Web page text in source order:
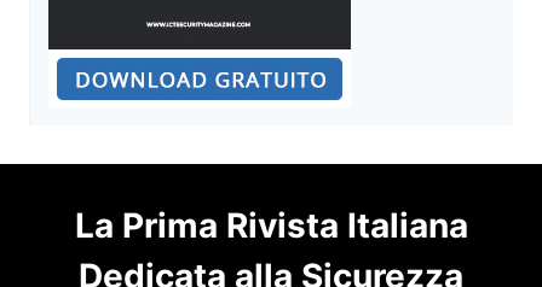
La Prima Rivista Italiana
Dedicata alla Sicurezza